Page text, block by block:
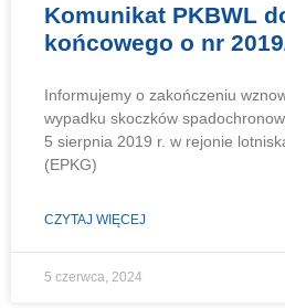
Komunikat PKBWL
końcowego o nr
Informujemy o zakończeniu
wypadku skoczków
5 sierpnia 2019 r. w rejonie
(EPKG)
CZYTAJ WIĘCEJ
5 czerwca, 2024